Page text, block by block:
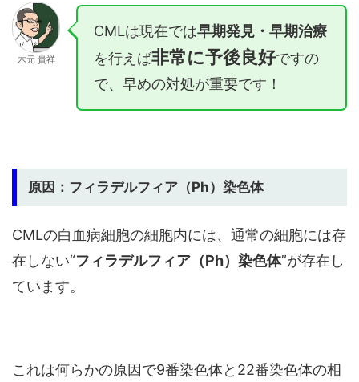
木元 貴祥
CMLは現在では早期発見・早期治療
を行えば非常に予後良好ですの
で、早めの対処が重要です！
原因：フィラデルフィア（Ph）染色体
CMLの白血病細胞の細胞内には、通常の細胞には存
在しない“フィラデルフィア（Ph）染色体”が存在し
ています。
これは何らかの原因で9番染色体と22番染色体の相